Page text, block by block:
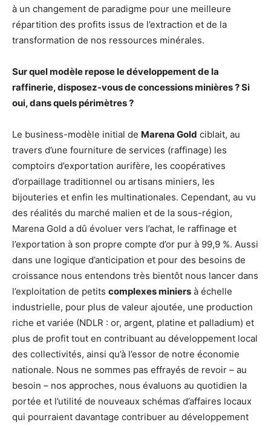
à un changement de paradigme pour une meilleure
répartition des profits issus de l’extraction et de la
transformation de nos ressources minérales.
Sur quel modèle repose le développement de la
raffinerie, disposez-vous de concessions minières ? Si
oui, dans quels périmètres ?
Le business-modèle initial de Marena Gold ciblait, au
travers d’une fourniture de services (raffinage) les
comptoirs d’exportation aurifère, les coopératives
d’orpaillage traditionnel ou artisans miniers, les
bijouteries et enfin les multinationales. Cependant, au vu
des réalités du marché malien et de la sous-région,
Marena Gold a dû évoluer vers l’achat, le raffinage et
l’exportation à son propre compte d’or pur à 99,9 %. Aussi
dans une logique d’anticipation et pour des besoins de
croissance nous entendons très bientôt nous lancer dans
l’exploitation de petits complexes miniers à échelle
industrielle, pour plus de valeur ajoutée, une production
riche et variée (NDLR : or, argent, platine et palladium) et
plus de profit tout en contribuant au développement local
des collectivités, ainsi qu’à l’essor de notre économie
nationale. Nous ne sommes pas effrayés de revoir – au
besoin – nos approches, nous évaluons au quotidien la
portée et l’utilité de nouveaux schémas d’affaires locaux
qui pourraient davantage contribuer au développement